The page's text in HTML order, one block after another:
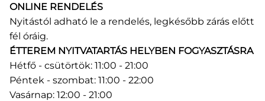
ONLINE RENDELÉS
Nyitástól adható le a rendelés, legkésőbb zárás előtt
fél óráig.
ÉTTEREM NYITVATARTÁS HELYBEN FOGYASZTÁSRA
Hétfő - csütörtök: 11:00 - 21:00
Péntek - szombat: 11:00 - 22:00
Vasárnap: 12:00 - 21:00